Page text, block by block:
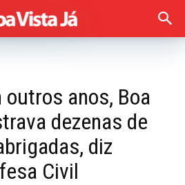
outros anos, Boa
dezenas de
diz
Civil